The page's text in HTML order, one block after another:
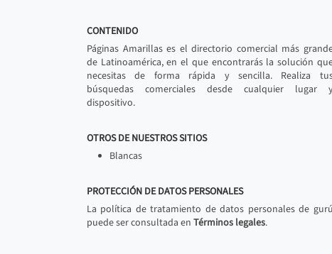
CONTENIDO
Páginas Amarillas es el directorio comercial más
de Latinoamérica, en el que encontrarás la solución
necesitas de forma rápida y sencilla. Realiza
búsquedas comerciales desde cualquier lugar
dispositivo.
OTROS DE NUESTROS SITIOS
Blancas
PROTECCIÓN DE DATOS PERSONALES
La política de tratamiento de datos personales de gurú
puede ser consultada en Términos legales.